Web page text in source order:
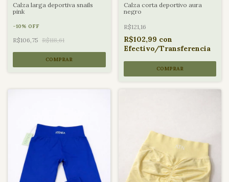
Calza larga deportiva snails
pink
-10% OFF
R$106,75 R$118,61
COMPRAR
Calza corta deportivo aura
negro
R$121,16
R$102,99 con
Efectivo/Transferencia
COMPRAR